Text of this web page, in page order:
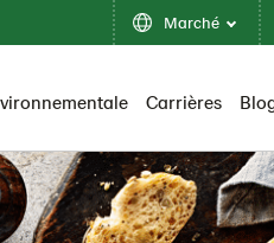
Marché
Carrières